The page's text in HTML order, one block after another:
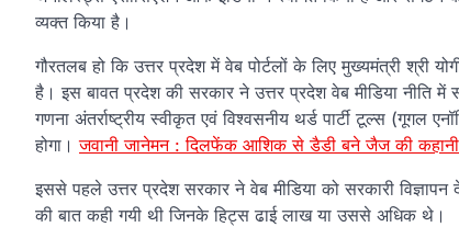
व्यक्त किया है।
गौरतलब हो कि उत्तर प्रदेश में वेब पोर्टलों के लिए मुख्यमंत्री श्री
है। इस बावत प्रदेश की सरकार ने उत्तर प्रदेश वेब मीडिया नीति
गणना अंतर्राष्ट्रीय स्वीकृत एवं विश्वसनीय थर्ड पार्टी टूल्स
होगा।जवानी जानेमन : दिलफेंक आशिक से डैडी बने जैज की
इससे पहले उत्तर प्रदेश सरकार ने वेब मीडिया को सरकारी
की बात कही गयी थी जिनके हिट्स ढाई लाख या उससे अधिक थे।